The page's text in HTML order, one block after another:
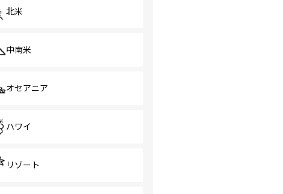
北米
中南米
オセアニア
ハワイ
リゾート